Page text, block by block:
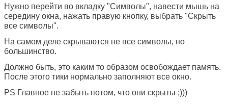
Нужно перейти во вкладку "Символы", навести мышь на
середину окна, нажать правую кнопку, выбрать "Скрыть
все символы".
На самом деле скрываются не все символы, но
большинство.
Должно быть, это каким то образом освобождает память.
После этого тики нормально заполняют все окно.
PS Главное не забыть потом, что они скрыты ;)))